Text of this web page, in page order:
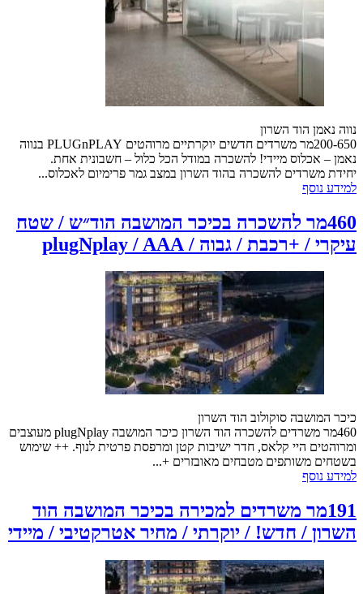
נווה נאמן הוד השרון
200-650מר משרדים חדשים יוקרתיים מרוהטים PLUGnPLAY בנווה
נאמן – אכלוס מיידי! להשכרה במודל הכל כלול – חשבונית אחת.
יחידת משרדים להשכרה בהוד השרון במצב גמר פרימיום לאכלוס...
למידע נוסף
460מר להשכרה בכיכר המושבה הוד״ש / שטח
עיקרי / +רכבת / גבוה / plugNplay / AAA
כיכר המושבה סוקולוב הוד השרון
460מר משרדים להשכרה הוד השרון כיכר המושבה plugNplay מעוצבים
ומרוהטים היי קלאס, חדר ישיבות קטן ומרפסת פרטית לנוף. ++ שימוש
בשטחים משותפים מטבחים מאובזרים +...
למידע נוסף
191מר משרדים למכירה בכיכר המושבה הוד
השרון / חדש! / יוקרתי / מחיר אטרקטיבי / מיידי